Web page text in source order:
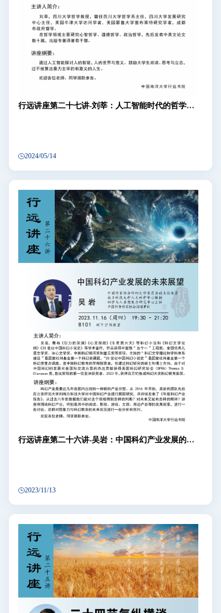
行远讲座第二十七讲-刘莘：人工智能时代的哲学反
2024/05/14
行远讲座第二十六讲-吴岩：中国科幻产业发展的未
2023/11/13